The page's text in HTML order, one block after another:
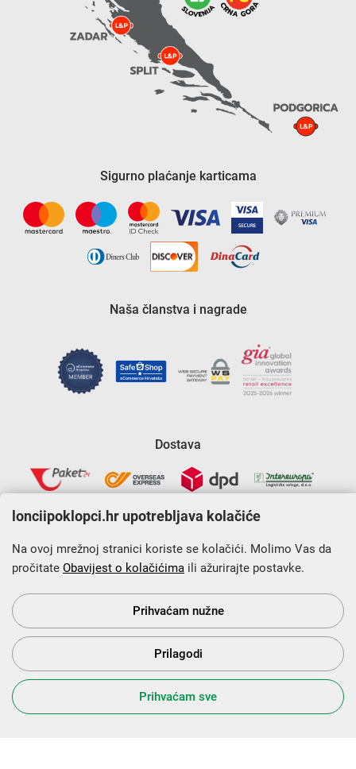
Sigurno plaćanje karticama
Naša članstva i nagrade
Dostava
Krajnji primatelj financijskog instrumenta sufinanciranog iz
Europskog fonda za regionalni razvoj u sklopu Operativnog
programa „Konkurentnost i kohezija”.
s Vama od 2014. godine!
lonciipoklopci.hr upotrebljava kolačiće
Na ovoj mrežnoj stranici koriste se kolačići. Molimo Vas da
pročitate Obavijest o kolačićima ili ažurirajte postavke.
Prihvaćam nužne
Prilagodi
Prihvaćam sve